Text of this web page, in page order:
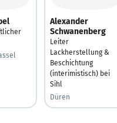
Alexander
Schwanenberg
Leiter
Lackherstellung &
Beschichtung
(interimistisch) bei
Sihl
Düren